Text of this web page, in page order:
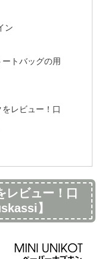
ン
トバッグの用
レビュー！口
レビュー！口
】